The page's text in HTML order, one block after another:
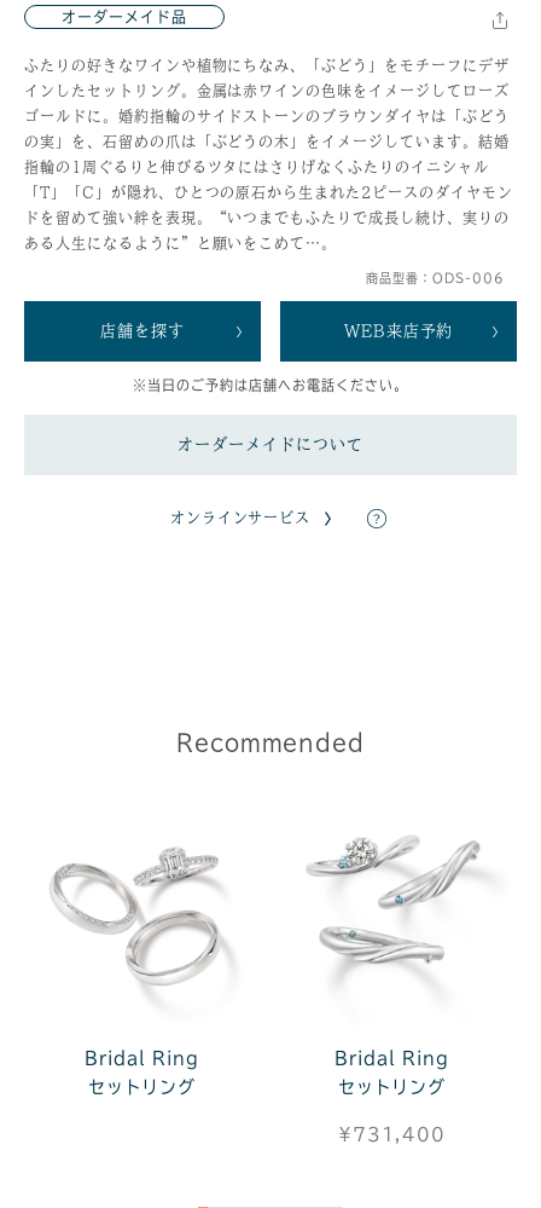
オーダーメイド品
ふたりの好きなワインや植物にちなみ、「ぶどう」をモチーフにデザ
インしたセットリング。金属は赤ワインの色味をイメージしてローズ
ゴールドに。婚約指輪のサイドストーンのブラウンダイヤは「ぶどう
の実」を、石留めの爪は「ぶどうの木」をイメージしています。結婚
指輪の1周ぐるりと伸びるツタにはさりげなくふたりのイニシャル
「T」「C」が隠れ、ひとつの原石から生まれた2ピースのダイヤモン
ドを留めて強い絆を表現。“いつまでもふたりで成長し続け、実りの
ある人生になるように”と願いをこめて…。
商品型番：ODS-006
店舗を探す WEB来店予約
※当日のご予約は店舗へお電話ください。
オーダーメイドについて
オンラインサービス
Recommended
Bridal Ring
セットリング
Bridal Ring
セットリング
¥731,400